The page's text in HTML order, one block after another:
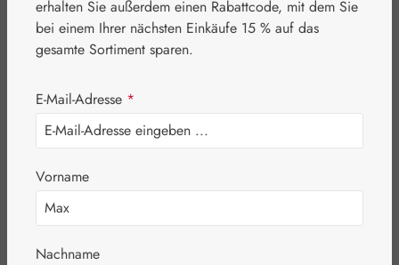
Agnumens® comp.
10 mg Kapseln
Bildergalerie überspringen
erhalten Sie außerdem einen Rabattcode, mit dem Sie
bei einem Ihrer nächsten Einkäufe 15 % auf das
gesamte Sortiment sparen.
E-Mail-Adresse *
Vorname
Nachname